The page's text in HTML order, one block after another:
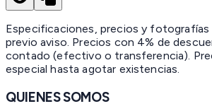
Especificaciones, precios y fotografías
previo aviso. Precios con 4% de
contado (efectivo o transferencia).
especial hasta agotar existencias.
QUIENES SOMOS